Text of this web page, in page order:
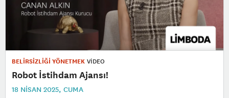
BELİRSİZLİĞİ YÖNETMEK VİDEO
Robot İstihdam Ajansı!
18 NISAN 2025, CUMA